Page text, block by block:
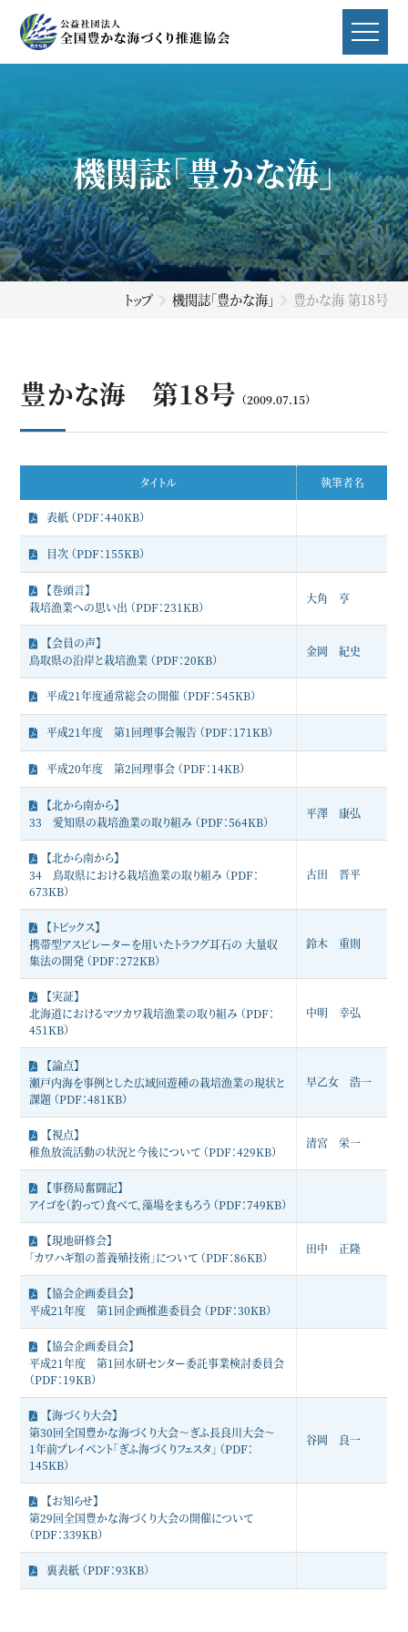
機関誌「豊かな海」
トップ 機関誌「豊かな海」 豊かな海 第18号
豊かな海 第18号 （2009.07.15）
タイトル 執筆者名
表紙 （PDF：440KB）
目次 （PDF：155KB）
【巻頭言】
栽培漁業への思い出 （PDF：231KB）
大角 亨
【会員の声】
鳥取県の沿岸と栽培漁業 （PDF：20KB）
金岡 紀史
平成21年度通常総会の開催 （PDF：545KB）
平成21年度 第1回理事会報告 （PDF：171KB）
平成20年度 第2回理事会 （PDF：14KB）
【北から南から】
33 愛知県の栽培漁業の取り組み （PDF：564KB）
平澤 康弘
【北から南から】
34 鳥取県における栽培漁業の取り組み （PDF：
673KB）
古田 晋平
【トピックス】
携帯型アスピレーターを用いたトラフグ耳石の 大量収
集法の開発 （PDF：272KB）
鈴木 重則
【実証】
北海道におけるマツカワ栽培漁業の取り組み （PDF：
451KB）
中明 幸弘
【論点】
瀬戸内海を事例とした広域回遊種の栽培漁業の現状と
課題 （PDF：481KB）
早乙女 浩一
【視点】
稚魚放流活動の状況と今後について （PDF：429KB）
清宮 栄一
【事務局奮闘記】
アイゴを（釣って）食べて、藻場をまもろう （PDF：749KB）
【現地研修会】
「カワハギ類の蓄養殖技術」について （PDF：86KB）
田中 正隆
【協会企画委員会】
平成21年度 第1回企画推進委員会 （PDF：30KB）
【協会企画委員会】
平成21年度 第1回水研センター委託事業検討委員会
（PDF：19KB）
【海づくり大会】
第30回全国豊かな海づくり大会～ぎふ長良川大会～
1年前プレイベント「ぎふ海づくりフェスタ」 （PDF：
145KB）
谷岡 良一
【お知らせ】
第29回全国豊かな海づくり大会の開催について
（PDF：339KB）
裏表紙 （PDF：93KB）